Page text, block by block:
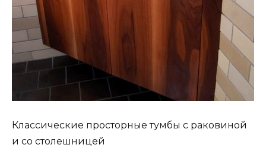
Классические просторные тумбы с раковиной
и со столешницей